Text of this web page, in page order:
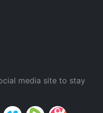
media site to stay